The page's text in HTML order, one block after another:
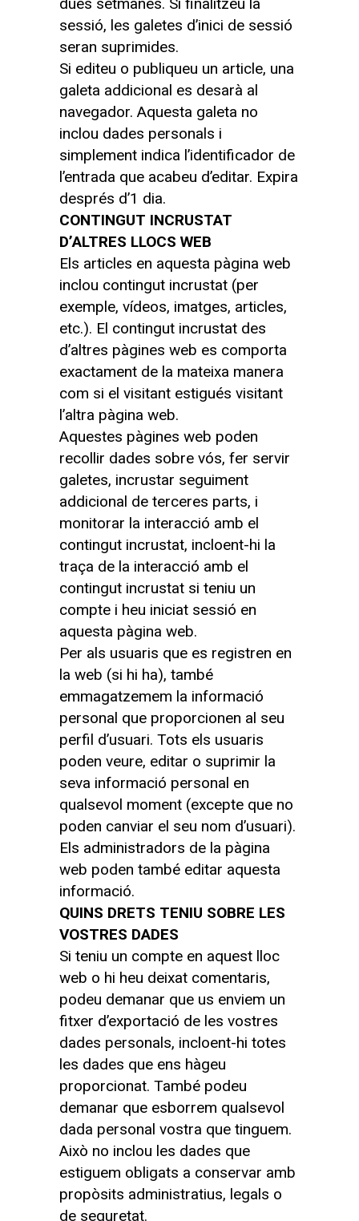
sessió, les galetes d’inici de sessió
seran suprimides.
Si editeu o publiqueu un article, una
galeta addicional es desarà al
navegador. Aquesta galeta no
inclou dades personals i
simplement indica l’identificador de
l’entrada que acabeu d’editar. Expira
després d’1 dia.
CONTINGUT INCRUSTAT
D’ALTRES LLOCS WEB
Els articles en aquesta pàgina web
inclou contingut incrustat (per
exemple, vídeos, imatges, articles,
etc.). El contingut incrustat des
d’altres pàgines web es comporta
exactament de la mateixa manera
com si el visitant estigués visitant
l’altra pàgina web.
Aquestes pàgines web poden
recollir dades sobre vós, fer servir
galetes, incrustar seguiment
addicional de terceres parts, i
monitorar la interacció amb el
contingut incrustat, incloent-hi la
traça de la interacció amb el
contingut incrustat si teniu un
compte i heu iniciat sessió en
aquesta pàgina web.
Per als usuaris que es registren en
la web (si hi ha), també
emmagatzemem la informació
personal que proporcionen al seu
perfil d’usuari. Tots els usuaris
poden veure, editar o suprimir la
seva informació personal en
qualsevol moment (excepte que no
poden canviar el seu nom d’usuari).
Els administradors de la pàgina
web poden també editar aquesta
informació.
QUINS DRETS TENIU SOBRE LES
VOSTRES DADES
Si teniu un compte en aquest lloc
web o hi heu deixat comentaris,
podeu demanar que us enviem un
fitxer d’exportació de les vostres
dades personals, incloent-hi totes
les dades que ens hàgeu
proporcionat. També podeu
demanar que esborrem qualsevol
dada personal vostra que tinguem.
Això no inclou les dades que
estiguem obligats a conservar amb
propòsits administratius, legals o
de seguretat.